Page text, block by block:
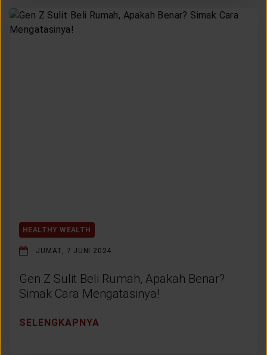
HEALTHY WEALTH
JUMAT, 7 JUNI 2024
Gen Z Sulit Beli Rumah, Apakah Benar?
Simak Cara Mengatasinya!
SELENGKAPNYA